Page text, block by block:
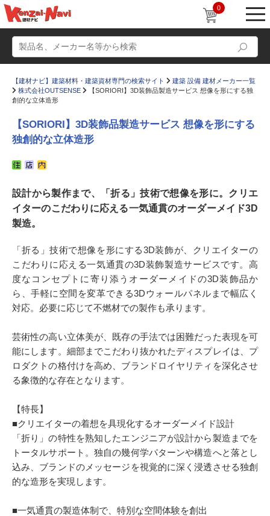
0
すまいリング 設計士インタビュー
Q＆A 販売・施工代理店募集
【建材ナビ】建築材料・建築資材専門の検索サイト
建築 設備 建材メーカー一覧
株式会社OUTSENSE
【SORIORI】3D装飾品製造サービス 想像を形にする独
創的な立体造形
【SORIORI】3D装飾品製造サービス 想像を形にする
独創的な立体造形
設計から製作まで、「折る」技術で想像を形に。クリエ
イターのこだわりに応える一気通貫のオーダーメイド3D
製造。
「折る」技術で想像を形にする3D装飾が、クリエイターの
こだわりに応える一気通貫の3D装飾製造サービスです。高
度なコンセプトに寄り添うオーダーメイドの3D装飾品か
ら、手軽に空間を変革できる3Dウォールパネルまで幅広く
対応。必要に応じて不燃材での製作も承ります。
芸術性の高い立体美が、既存の手法では困難だった表現を可
能にします。細部までこだわり抜かれたディスプレイは、プ
ロダクトの格付けを高め、ブランドロイヤリティを深化させ
る象徴的な存在となります。
【特長】
■クリエイターの着想を具現化するオーダーメイド設計
「折り」の特性を熟知したエンジニアが設計から製造までを
トータルサポート。独自の幾何学パターンや構造へと落とし
込み、ブランドのメッセージを視覚的に深く浸透させる独創
的な造形を実現します。
■一気通貫の製造体制で、特別な空間体験を創出